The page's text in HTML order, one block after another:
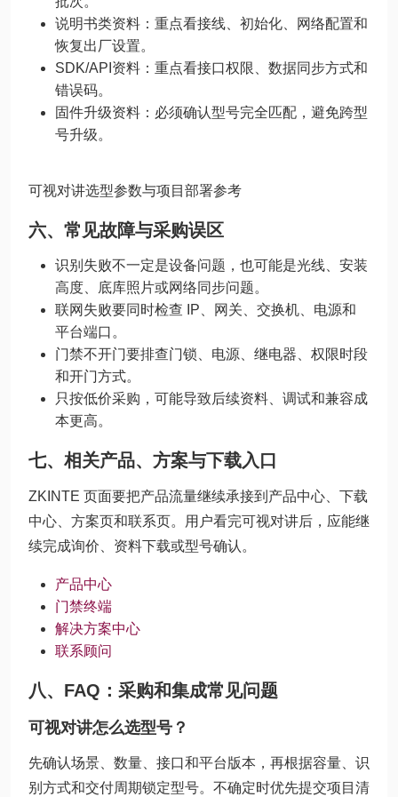
说明书类资料：重点看接线、初始化、网络配置和
恢复出厂设置。
SDK/API资料：重点看接口权限、数据同步方式和
错误码。
固件升级资料：必须确认型号完全匹配，避免跨型
号升级。
可视对讲选型参数与项目部署参考
六、常见故障与采购误区
识别失败不一定是设备问题，也可能是光线、安装
高度、底库照片或网络同步问题。
联网失败要同时检查 IP、网关、交换机、电源和
平台端口。
门禁不开门要排查门锁、电源、继电器、权限时段
和开门方式。
只按低价采购，可能导致后续资料、调试和兼容成
本更高。
七、相关产品、方案与下载入口
ZKINTE 页面要把产品流量继续承接到产品中心、下载
中心、方案页和联系页。用户看完可视对讲后，应能继
续完成询价、资料下载或型号确认。
产品中心
门禁终端
解决方案中心
联系顾问
八、FAQ：采购和集成常见问题
可视对讲怎么选型号？
先确认场景、数量、接口和平台版本，再根据容量、识
别方式和交付周期锁定型号。不确定时优先提交项目清